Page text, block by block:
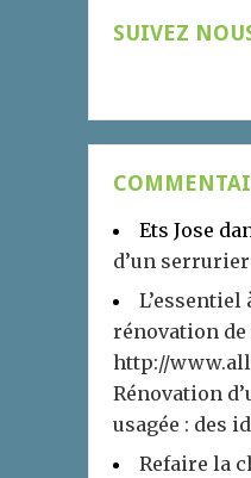
SUIVEZ
Ets Jose
d’un serrurier
rénovation de
http://
Rénovation
usagée : des
Refaire la